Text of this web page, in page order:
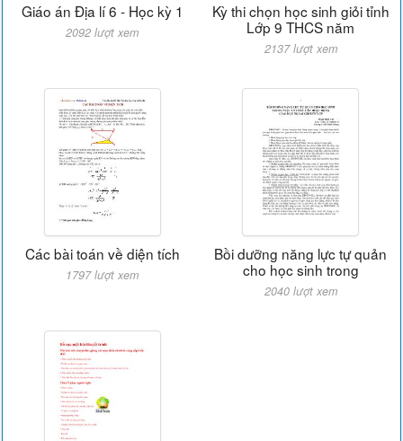
Giáo án Địa lí 6 - Học kỳ 1
2092 lượt xem
Kỳ thi chọn học sinh giỏi tỉnh
Lớp 9 THCS năm
2137 lượt xem
Các bài toán về diện tích
1797 lượt xem
Bồi dưỡng năng lực tự quản
cho học sinh trong
2040 lượt xem